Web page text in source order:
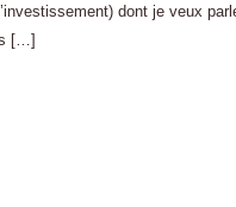
dont je veux
[…]